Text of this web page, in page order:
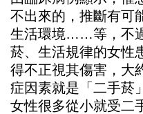
不出來的，推斷有可
生活環境……等，不
菸、生活規律的女性
得不正視其傷害，大
症因素就是「二手菸
女性很多從小就受二